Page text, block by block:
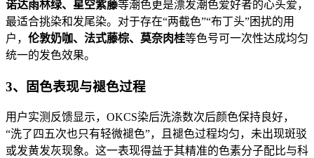
诺达雨林绿、星空紫藤等潮色更是漂发潮色爱好者的心头爱，
最适合挑染和发尾染。对于存在“两截色”“布丁头”困扰的用
户， 伦敦奶咖、法式藤棕、莫奈肉桂等色号可一次性达成均匀
统一的发色效果。
3、固色表现与褪色过程
用户实测反馈显示，OKCS染后洗涤数次后颜色保持良好，
“洗了四五次也只有轻微褪色”，且褪色过程均匀，未出现斑驳
或发黄发灰现象。这一表现得益于其精准的色素分子配比与科